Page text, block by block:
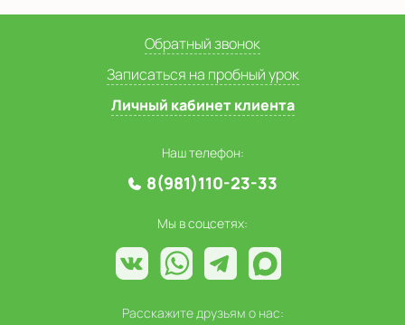
Обратный звонок
Записаться на пробный урок
Личный кабинет клиента
Наш телефон:
8(981)110-23-33
Мы в соцсетях:
Расскажите друзьям о нас: